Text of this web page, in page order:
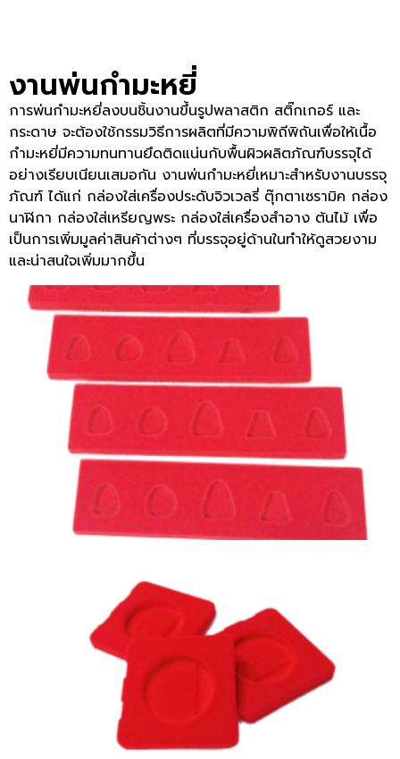
งานพ่นกำมะหยี่
การพ่นกำมะหยี่ลงบนชิ้นงานขึ้นรูปพลาสติก สติ๊กเกอร์ และ
กระดาษ จะต้องใช้กรรมวิธีการผลิตที่มีความพิถีพิถันเพื่อให้เนื้อ
กำมะหยี่มีความทนทานยึดติดแน่นกับพื้นผิวผลิตภัณฑ์บรรจุได้
อย่างเรียบเนียนเสมอกัน งานพ่นกำมะหยี่เหมาะสำหรับงานบรรจุ
ภัณฑ์ ได้แก่ กล่องใส่เครื่องประดับจิวเวลรี่ ตุ๊กตาเซรามิค กล่อง
นาฬิกา กล่องใส่เหรียญพระ กล่องใส่เครื่องสำอาง ต้นไม้ เพื่อ
เป็นการเพิ่มมูลค่าสินค้าต่างๆ ที่บรรจุอยู่ด้านในทำให้ดูสวยงาม
และน่าสนใจเพิ่มมากขึ้น